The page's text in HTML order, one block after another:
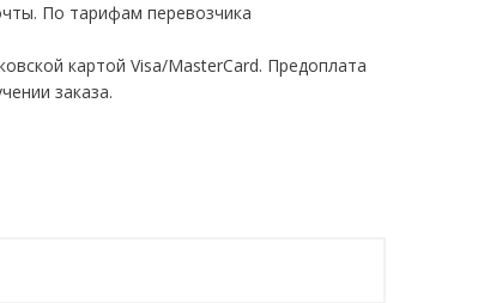
По тарифам перевозчика
картой Visa/MasterCard. Предоплата
заказа.